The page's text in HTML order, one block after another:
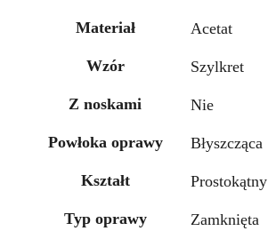
Materiał Acetat
Wzór Szylkret
Z noskami Nie
Powłoka oprawy Błyszcząca
Kształt Prostokątny
Typ oprawy Zamknięta